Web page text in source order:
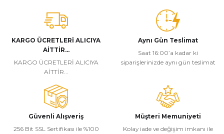
Bu ürüne benzer farklı alternatifler olmalı.
KARGO ÜCRETLERİ ALICIYA
AİTTİR...
KARGO ÜCRETLERİ ALICIYA
AİTTİR...
Aynı Gün Teslimat
Saat 16:00’a kadar ki
siparişlerinizde aynı gün teslimat
Güvenli Alışveriş
256 Bit SSL Sertifikası ile %100
Müşteri Memuniyeti
Kolay iade ve değişim imkanı ile